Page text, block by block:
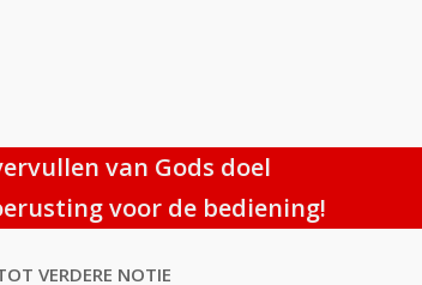
van Gods doel
voor de bediening!
VERDERE NOTIE